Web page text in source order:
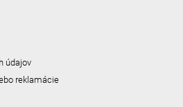
údajov
reklamácie